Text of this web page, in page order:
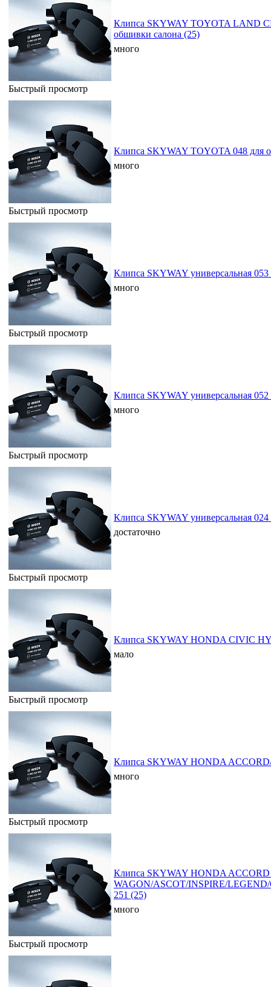
Быстрый просмотр
Клипса SKYWAY TOYOTA LAND
обшивки салона (25)
много
Быстрый просмотр
Клипса SKYWAY TOYOTA 048 для
много
Быстрый просмотр
Клипса SKYWAY универсальная 053
много
Быстрый просмотр
Клипса SKYWAY универсальная 052
много
Быстрый просмотр
Клипса SKYWAY универсальная 024
достаточно
Быстрый просмотр
Клипса SKYWAY HONDA CIVIC
мало
Быстрый просмотр
Клипса SKYWAY HONDA
много
Быстрый просмотр
Клипса SKYWAY HONDA
WAGON/ASCOT/INSPIRE/
251 (25)
много